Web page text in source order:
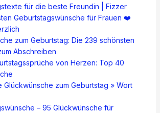
für die beste Freundin | Fizzer
Geburtstagswünsche für Frauen ❤️
zum Geburtstag: Die 239 schönsten
Abschreiben
von Herzen: Top 40
Glückwünsche zum Geburtstag » Wort
– 95 Glückwünsche für